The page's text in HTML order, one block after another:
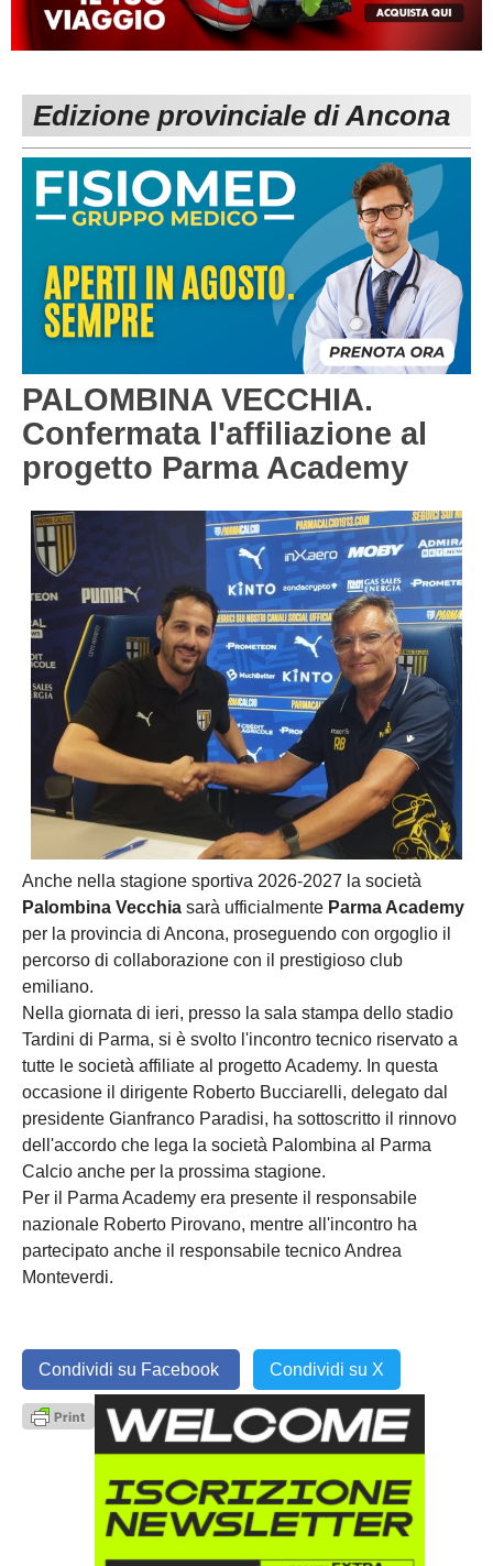
MACERATA
Carica la tua Rosa
ECCELLENZA
1^ CATEGORIA
2^ CATEGORIA
3^ CATEGORIA
REGIONALI
Edizione provinciale di Ancona
PALOMBINA VECCHIA.
Confermata l'affiliazione al
progetto Parma Academy
Anche nella stagione sportiva 2026-2027 la società
Palombina Vecchia sarà ufficialmente Parma Academy
per la provincia di Ancona, proseguendo con orgoglio il
percorso di collaborazione con il prestigioso club
emiliano.
Nella giornata di ieri, presso la sala stampa dello stadio
Tardini di Parma, si è svolto l'incontro tecnico riservato a
tutte le società affiliate al progetto Academy. In questa
occasione il dirigente Roberto Bucciarelli, delegato dal
presidente Gianfranco Paradisi, ha sottoscritto il rinnovo
dell'accordo che lega la società Palombina al Parma
Calcio anche per la prossima stagione.
Per il Parma Academy era presente il responsabile
nazionale Roberto Pirovano, mentre all'incontro ha
partecipato anche il responsabile tecnico Andrea
Monteverdi.
Condividi su Facebook Condividi su X